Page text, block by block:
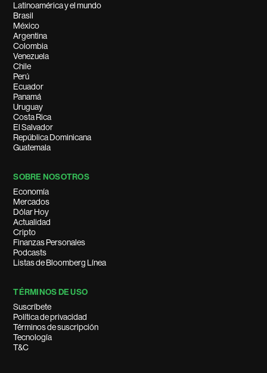
Latinoamérica y el mundo
Brasil
México
Argentina
Colombia
Venezuela
Chile
Perú
Ecuador
Panamá
Uruguay
Costa Rica
El Salvador
República Dominicana
Guatemala
SOBRE NOSOTROS
Economía
Mercados
Dólar Hoy
Actualidad
Cripto
Finanzas Personales
Podcasts
Listas de Bloomberg Línea
TÉRMINOS DE USO
Suscríbete
Política de privacidad
Términos de suscripción
Tecnología
T&C